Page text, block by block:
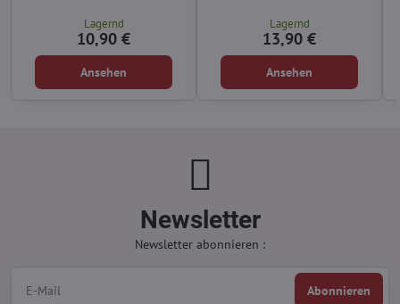
Lagernd
10,90 €
Ansehen
Lagernd
13,90 €
Ansehen
Newsletter
Newsletter abonnieren :
Abonnieren